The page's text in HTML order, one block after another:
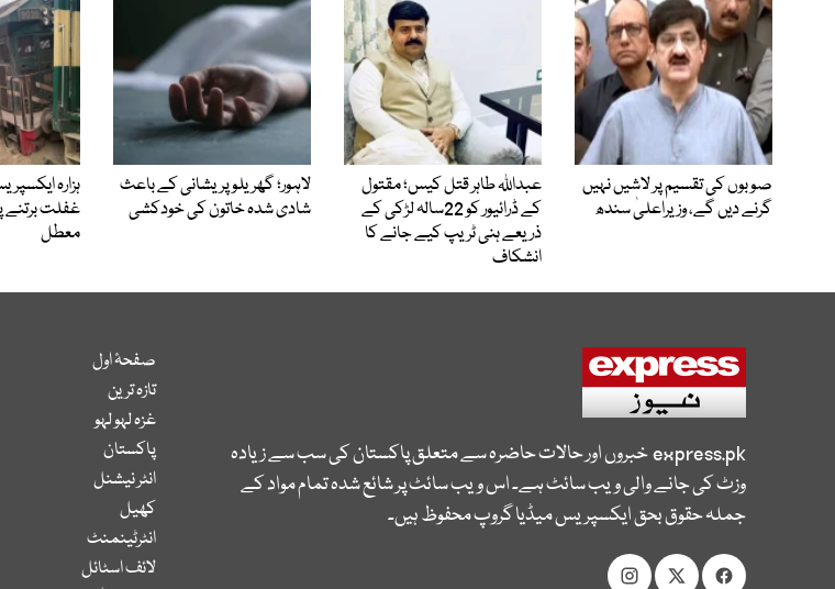
صوبوں کی تقسیم پر لاشیں نہیں
گرنے دیں گے، وزیراعلیٰ سندھ
عبداللہ طاہر قتل کیس؛ مقتول
کے ڈرائیور کو 22سالہ لڑکی کے
ذریعے ہنی ٹریپ کیے جانے کا
انشکاف
لاہور؛ گھریلو پریشانی کے باعث
شادی شدہ خاتون کی خودکشی
ہزارہ
غفلت برتنے
معطل
express.pkخبروں اور حالات حاضرہ سے متعلق پاکستان کی سب سے زیادہ
وزٹ کی جانے والی ویب سائٹ ہے۔ اس ویب سائٹ پر شائع شدہ تمام مواد کے
جملہ حقوق بحق ایکسپریس میڈیا گروپ محفوظ ہیں۔
صفحۂ اول
تازہ ترین
غزہ لہو لہو
پاکستان
انٹر نیشنل
کھیل
انٹرٹینمنٹ
لائف اسٹائل